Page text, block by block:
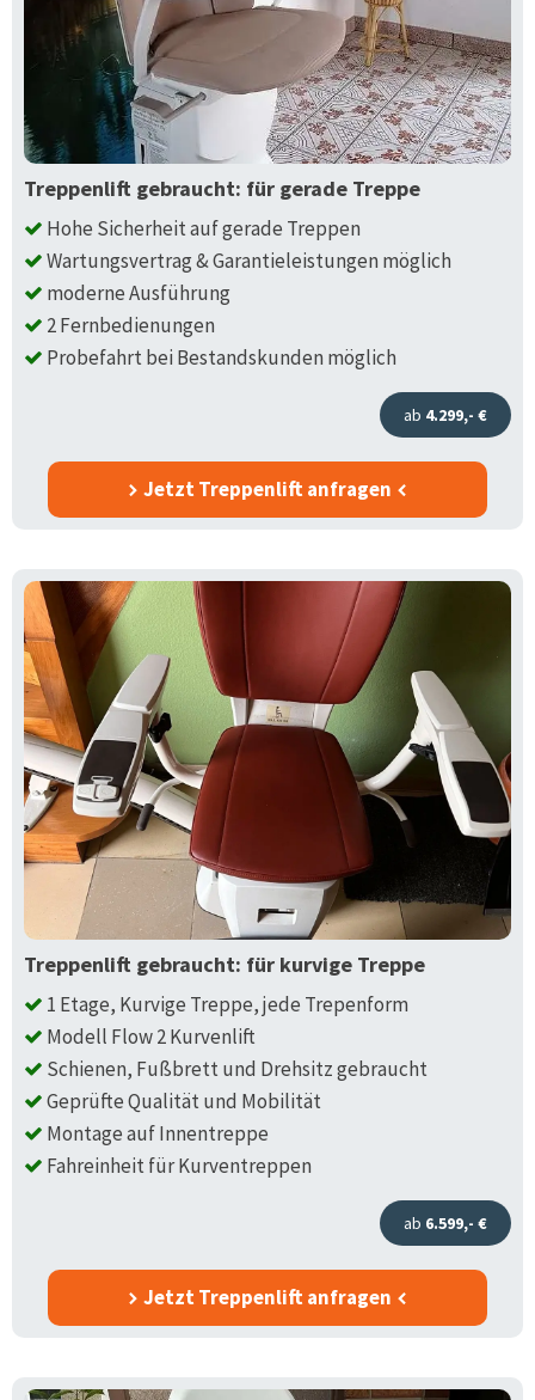
Treppenlift gebraucht: für gerade Treppe
Hohe Sicherheit auf gerade Treppen
Wartungsvertrag & Garantieleistungen möglich
moderne Ausführung
2 Fernbedienungen
Probefahrt bei Bestandskunden möglich
ab 4.299,- €
Jetzt Treppenlift anfragen
Treppenlift gebraucht: für kurvige Treppe
1 Etage, Kurvige Treppe, jede Trepenform
Modell Flow 2 Kurvenlift
Schienen, Fußbrett und Drehsitz gebraucht
Geprüfte Qualität und Mobilität
Montage auf Innentreppe
Fahreinheit für Kurventreppen
ab 6.599,- €
Jetzt Treppenlift anfragen